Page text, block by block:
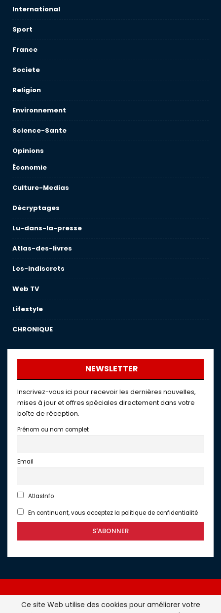
International
Sport
France
Societe
Religion
Environnement
Science-Sante
Opinions
Économie
Culture-Medias
Décryptages
Lu-dans-la-presse
Atlas-des-livres
Les-indiscrets
Web TV
Lifestyle
CHRONIQUE
NEWSLETTER
Inscrivez-vous ici pour recevoir les dernières nouvelles,
mises à jour et offres spéciales directement dans votre
boîte de réception.
Prénom ou nom complet
Email
AtlasInfo
En continuant, vous acceptez la politique de confidentialité
Ce site Web utilise des cookies pour améliorer votre